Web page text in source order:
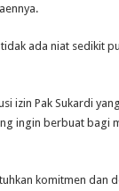
ada niat sedikit
izin Pak Sukardi
ingin berbuat bagi
komitmen dan